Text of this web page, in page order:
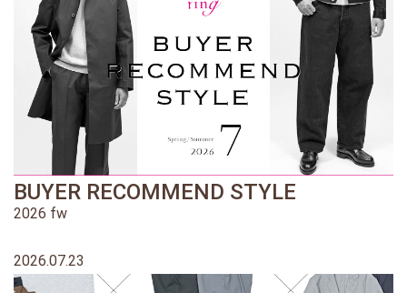
BUYER RECOMMEND STYLE
2026 fw
2026.07.23